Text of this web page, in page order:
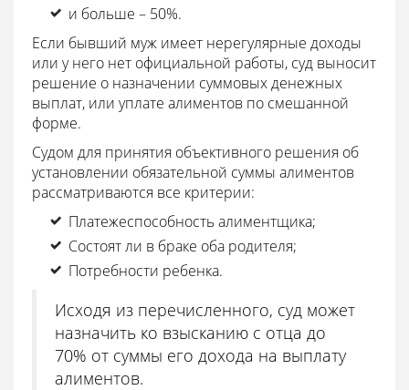
и больше – 50%.
Если бывший муж имеет нерегулярные доходы
или у него нет официальной работы, суд выносит
решение о назначении суммовых денежных
выплат, или уплате алиментов по смешанной
форме.
Судом для принятия объективного решения об
установлении обязательной суммы алиментов
рассматриваются все критерии:
Платежеспособность алиментщика;
Состоят ли в браке оба родителя;
Потребности ребенка.
Исходя из перечисленного, суд может
назначить ко взысканию с отца до
70% от суммы его дохода на выплату
алиментов.